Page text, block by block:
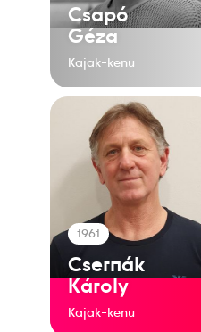
Csapó
Géza
Kajak-kenu
1961
Csernák
Károly
Kajak-kenu